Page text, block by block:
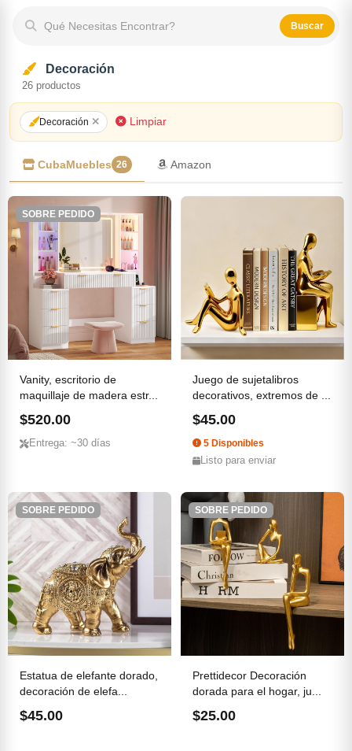
Qué Necesitas Encontrar? Buscar
Decoración
26 productos
Decoración Limpiar
CubaMuebles 26 Amazon
SOBRE PEDIDO
Vanity, escritorio de
maquillaje de madera estr...
$520.00
Entrega: ~30 días
Juego de sujetalibros
decorativos, extremos de ...
$45.00
5 Disponibles
Listo para enviar
SOBRE PEDIDO
Estatua de elefante dorado,
decoración de elefa...
$45.00
SOBRE PEDIDO
Prettidecor Decoración
dorada para el hogar, ju...
$25.00